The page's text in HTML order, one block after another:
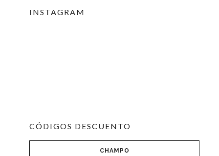
INSTAGRAM
CÓDIGOS DESCUENTO
CHAMPO